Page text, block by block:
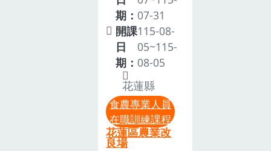
關：• 指導單
位：農業部•
主辦單位：農
業部桃園區農
業改良場五、
培訓日期：
115 年 08 月
12 日(星期三)
至 08 月 13 日
規定食農教育
專業人員須在
取得資格後5
年內完成「在
職培訓」課
程，以延續食
農教育專業人
員資格。本次
在職培訓課程
期： 07-31
開課
日
期：
115-08-
05~115-
08-05
花蓮縣
食農專業人員
在職訓練課程
花蓮區農業改
良場